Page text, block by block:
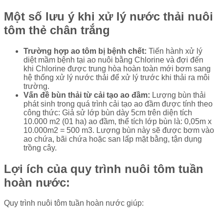
Một số lưu ý khi xử lý nước thải nuôi
tôm thẻ chân trắng
Trường hợp ao tôm bị bệnh chết: Tiến hành xử lý
diệt mầm bệnh tại ao nuôi bằng Chlorine và đợi đến
khi Chlorine được trung hòa hoàn toàn mới bơm sang
hệ thống xử lý nước thải để xử lý trước khi thải ra môi
trường.
Vấn đề bùn thải từ cải tạo ao đầm: Lượng bùn thải
phát sinh trong quá trình cải tạo ao đầm được tính theo
công thức: Giả sử lớp bùn dày 5cm trên diện tích
10.000 m2 (01 ha) ao đầm, thể tích lớp bùn là: 0,05m x
10.000m2 = 500 m3. Lượng bùn này sẽ được bơm vào
ao chứa, bãi chứa hoặc san lấp mặt bằng, tận dụng
trồng cây.
Lợi ích của quy trình nuôi tôm tuần
hoàn nước:
Quy trình nuôi tôm tuần hoàn nước giúp: